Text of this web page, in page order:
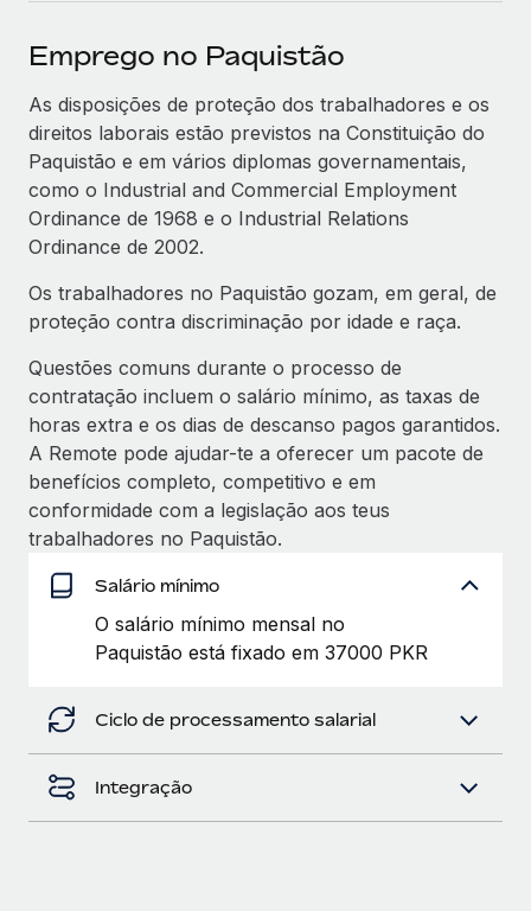
Emprego no Paquistão
As disposições de proteção dos trabalhadores e os
direitos laborais estão previstos na Constituição do
Paquistão e em vários diplomas governamentais,
como o Industrial and Commercial Employment
Ordinance de 1968 e o Industrial Relations
Ordinance de 2002.
Os trabalhadores no Paquistão gozam, em geral, de
proteção contra discriminação por idade e raça.
Questões comuns durante o processo de
contratação incluem o salário mínimo, as taxas de
horas extra e os dias de descanso pagos garantidos.
A Remote pode ajudar-te a oferecer um pacote de
benefícios completo, competitivo e em
conformidade com a legislação aos teus
trabalhadores no Paquistão.
Salário mínimo
O salário mínimo mensal no
Paquistão está fixado em 37000 PKR
Ciclo de processamento salarial
Integração